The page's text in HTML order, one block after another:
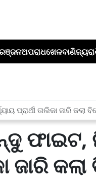
ଅପରାଧଖେଳବାଣିଜ୍ୟ
ପ୍ରାର୍ଥୀ ତାଲିକା ଜାରି କଲା
ଫାଇଟ,
ଜାରି